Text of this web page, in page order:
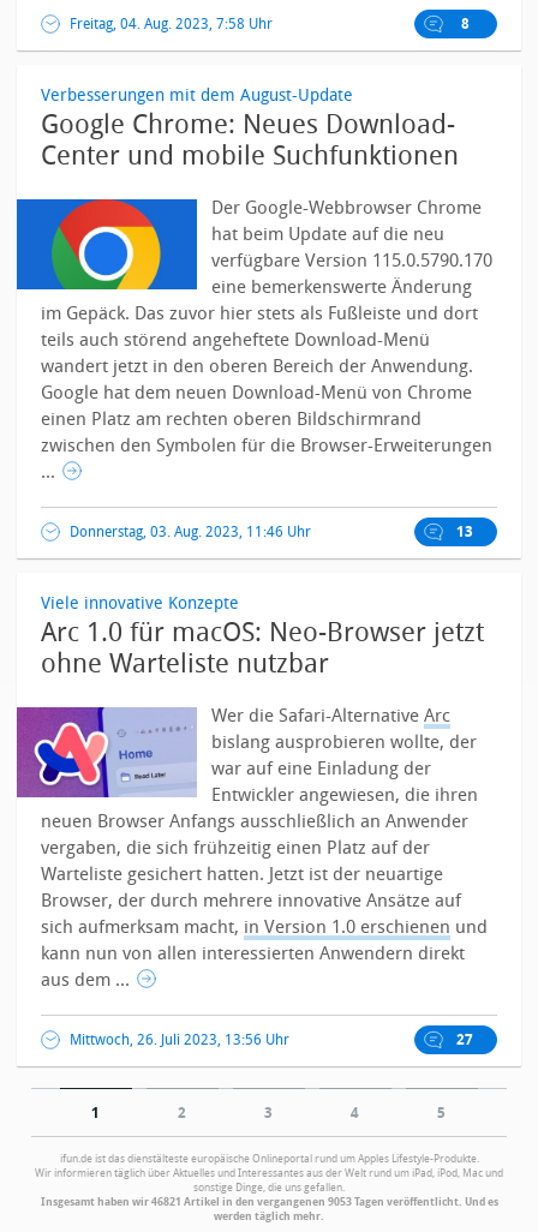
Freitag, 04. Aug. 2023, 7:58 Uhr 8
Verbesserungen mit dem August-Update
Google Chrome: Neues Download-
Center und mobile Suchfunktionen
Der Google-Webbrowser Chrome
hat beim Update auf die neu
verfügbare Version 115.0.5790.170
eine bemerkenswerte Änderung
im Gepäck. Das zuvor hier stets als Fußleiste und dort
teils auch störend angeheftete Download-Menü
wandert jetzt in den oberen Bereich der Anwendung.
Google hat dem neuen Download-Menü von Chrome
einen Platz am rechten oberen Bildschirmrand
zwischen den Symbolen für die Browser-Erweiterungen
...
Donnerstag, 03. Aug. 2023, 11:46 Uhr 13
Viele innovative Konzepte
Arc 1.0 für macOS: Neo-Browser jetzt
ohne Warteliste nutzbar
Wer die Safari-AlternativeArc
bislang ausprobieren wollte, der
war auf eine Einladung der
Entwickler angewiesen, die ihren
neuen Browser Anfangs ausschließlich an Anwender
vergaben, die sich frühzeitig einen Platz auf der
Warteliste gesichert hatten. Jetzt ist der neuartige
Browser, der durch mehrere innovative Ansätze auf
sich aufmerksam macht, in Version 1.0 erschienen und
kann nun von allen interessierten Anwendern direkt
aus dem ...
Mittwoch, 26. Juli 2023, 13:56 Uhr 27
1 2 3 4 5
ifun.de ist das dienstälteste europäische Onlineportal rund um Apples Lifestyle-Produkte.
Wir informieren täglich über Aktuelles und Interessantes aus der Welt rund um iPad, iPod, Mac und
sonstige Dinge, die uns gefallen.
Insgesamt haben wir 46821 Artikel in den vergangenen 9053 Tagen veröffentlicht. Und es
werden täglich mehr.